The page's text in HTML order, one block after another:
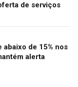
de serviços
abaixo de 15% nos
alerta